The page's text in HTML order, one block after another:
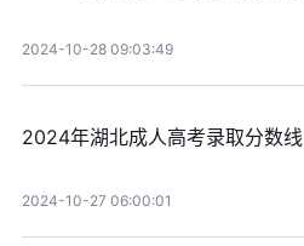
2024-10-28 09:03:49
2024年湖北成人高考录取分数线
2024-10-27 06:00:01